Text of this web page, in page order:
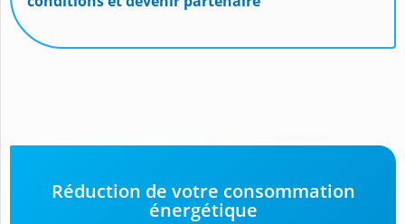
Réduction de votre consommation
énergétique